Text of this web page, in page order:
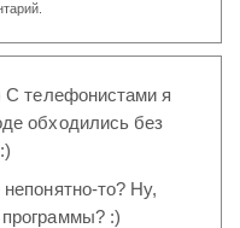
С телефонистами я
обходились без
то? Ну,
программы? :)